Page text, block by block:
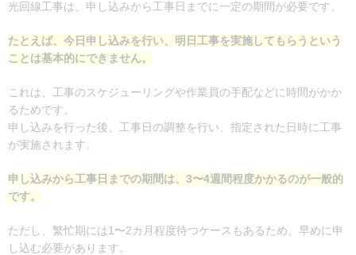
光回線工事は、申し込みから工事日までに一定の期間が必要です。
たとえば、今日申し込みを行い、明日工事を実施してもらうという
ことは基本的にできません。
これは、工事のスケジューリングや作業員の手配などに時間がかか
るためです。
申し込みを行った後、工事日の調整を行い、指定された日時に工事
が実施されます。
申し込みから工事日までの期間は、3〜4週間程度かかるのが一般的
です。
ただし、繁忙期には1〜2カ月程度待つケースもあるため、早めに申
し込む必要があります。